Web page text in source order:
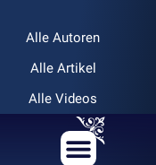
Alle Autoren
Alle Artikel
Alle Videos